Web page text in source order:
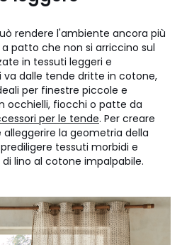
rendere l'ambiente ancora più
patto che non si arriccino sul
in tessuti leggeri e
va dalle tende dritte in cotone,
per finestre piccole e
occhielli, fiocchi o patte da
per le tende. Per creare
la geometria della
tessuti morbidi e
lino al cotone impalpabile.